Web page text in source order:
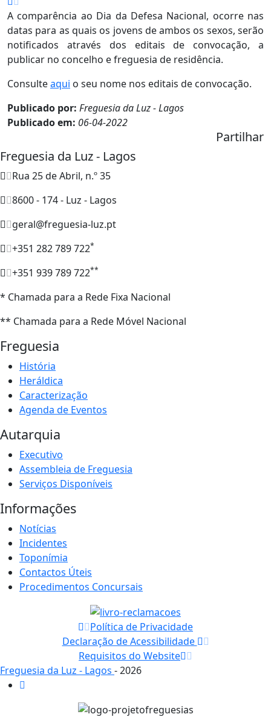
A comparência ao Dia da Defesa Nacional, ocorre nas
datas para as quais os jovens de ambos os sexos, serão
notificados através dos editais de convocação, a
publicar no concelho e freguesia de residência.
Consulteaqui o seu nome nos editais de convocação.
Publicado por: Freguesia da Luz - Lagos
Publicado em: 06-04-2022
Partilhar
Freguesia da Luz - Lagos
Rua 25 de Abril, n.º 35
8600 - 174 - Luz - Lagos
geral@freguesia-luz.pt
+351 282 789 722*
+351 939 789 722**
* Chamada para a Rede Fixa Nacional
** Chamada para a Rede Móvel Nacional
Freguesia
História
Heráldica
Caracterização
Agenda de Eventos
Autarquia
Executivo
Assembleia de Freguesia
Serviços Disponíveis
Informações
Notícias
Incidentes
Toponímia
Contactos Úteis
Procedimentos Concursais
Política de Privacidade
Declaração de Acessibilidade
Requisitos do Website
Freguesia da Luz - Lagos - 2026